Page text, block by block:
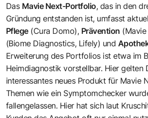
Das Mavie Next-Portfolio, das in den
Gründung entstanden ist, umfasst
Pflege (Cura Domo), Prävention
(Biome Diagnostics, Lifely) und
Erweiterung des Portfolios ist etwa im
Heimdiagnostik vorstellbar. Hier gelten
interessantes neues Produkt für Mavie
Themen wie ein Symptomchecker
fallengelassen. Hier hat sich laut